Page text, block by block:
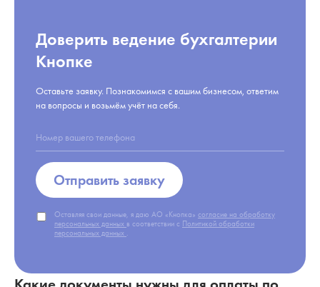
Доверить ведение бухгалтерии
Кнопке
Оставьте заявку. Познакомимся с вашим бизнесом, ответим
на вопросы и возьмём учёт на себя.
Отправить заявку
Оставляя свои данные, я даю АО «Кнопка» согласие на обработку
персональных данных в соответствии с Политикой обработки
персональных данных .